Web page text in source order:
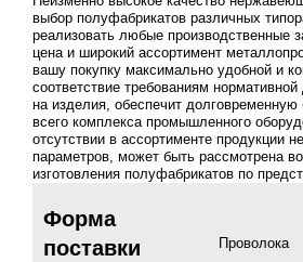
выбор полуфабрикатов различных
реализовать любые производственные
цена и широкий ассортимент
вашу покупку максимально удобной и
соответствие требованиям нормативной
на изделия, обеспечит долговременную
всего комплекса промышленного
отсутствии в ассортименте продукции
параметров, может быть рассмотрена
изготовления полуфабрикатов по
Форма
поставки
Проволока